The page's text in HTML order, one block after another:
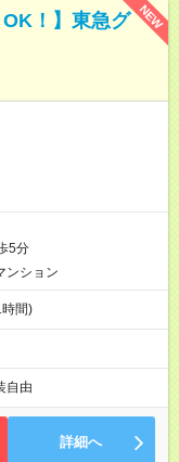
NEW
OK！】東急グ
5分
ンション
間)
自由
詳細へ